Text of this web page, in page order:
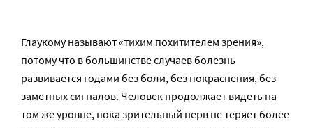
Глаукому называют «тихим похитителем зрения»,
потому что в большинстве случаев болезнь
развивается годами без боли, без покраснения, без
заметных сигналов. Человек продолжает видеть на
том же уровне, пока зрительный нерв не теряет более